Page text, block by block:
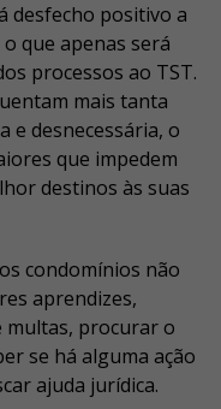
desfecho positivo a
que apenas será
processos ao TST.
mais tanta
e desnecessária, o
que impedem
destinos às suas
condomínios não
aprendizes,
multas, procurar o
se há alguma ação
ajuda jurídica.